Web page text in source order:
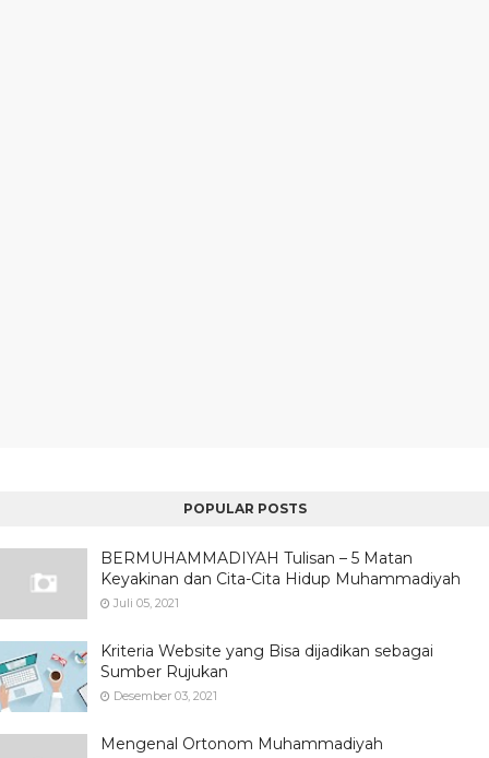
POPULAR POSTS
BERMUHAMMADIYAH Tulisan – 5 Matan
Keyakinan dan Cita-Cita Hidup Muhammadiyah
Juli 05, 2021
Kriteria Website yang Bisa dijadikan sebagai
Sumber Rujukan
Desember 03, 2021
Mengenal Ortonom Muhammadiyah